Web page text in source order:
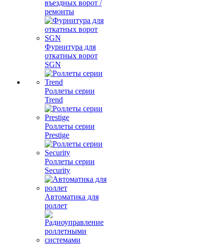
въездных ворот /
ремонты
Фурнитура для
откатных ворот
SGN
Роллеты серии
Trend
Роллеты серии
Prestige
Роллеты серии
Security
Автоматика для
роллет